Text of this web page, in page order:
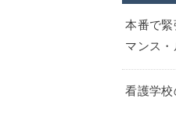
本番で
マンス
看護学